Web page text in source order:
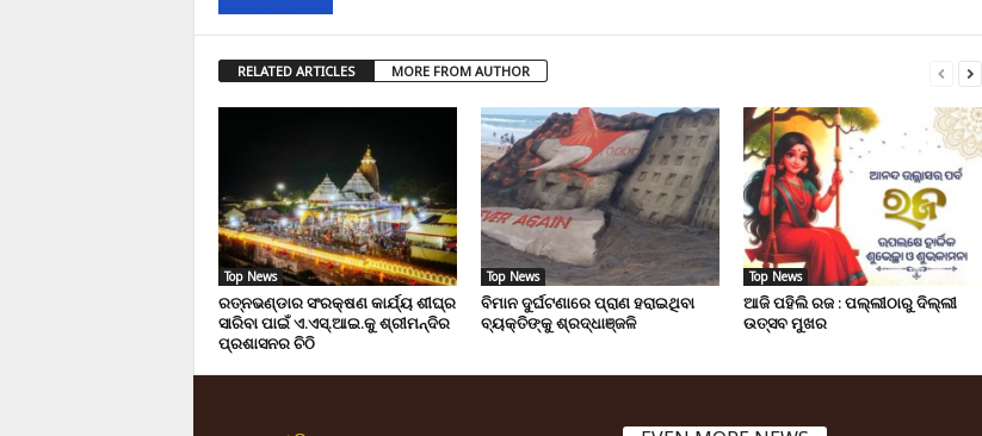
RELATED ARTICLES MORE FROM AUTHOR
Top News
ରତ୍ନଭଣ୍ଡାର ସଂରକ୍ଷଣ କାର୍ଯ୍ୟ ଶୀଘ୍ର
ସାରିବା ପାଇଁ ଏ.ଏସ୍.ଆଇ.କୁ ଶ୍ରୀମନ୍ଦିର
ପ୍ରଶାସନର ଚିଠି
Top News
ବିମାନ ଦୁର୍ଘଟଣାରେ ପ୍ରାଣ ହରାଇଥିବା
ବ୍ୟକ୍ତିଙ୍କୁ ଶ୍ରଦ୍ଧାଞ୍ଜଳି
Top News
ଆଜି ପହିଲି ରଜ : ପଲ୍ଲୀଠାରୁ ଦିଲ୍ଲୀ
ଉତ୍ସବ ମୁଖର